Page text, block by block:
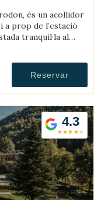
és un acollidor
a prop de l’estació
tranquil·la al
Reservar
4.3